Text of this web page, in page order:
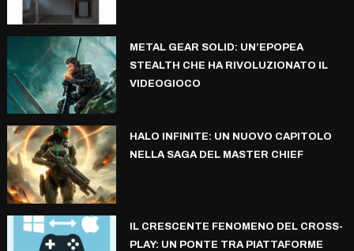
METAL GEAR SOLID: UN’EPOPEA
STEALTH CHE HA RIVOLUZIONATO IL
VIDEOGIOCO
HALO INFINITE: UN NUOVO CAPITOLO
NELLA SAGA DEL MASTER CHIEF
IL CRESCENTE FENOMENO DEL CROSS-
PLAY: UN PONTE TRA PIATTAFORME